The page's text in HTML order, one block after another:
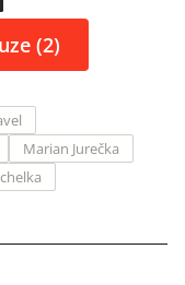
(2)
Marian Jurečka